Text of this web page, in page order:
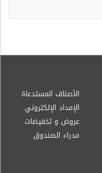
الأصناف المستدعاة
الإمداد الإلكتروني
عروض و تخفيضات
مدراء الصندوق